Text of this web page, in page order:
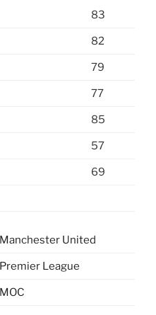
83
82
79
77
85
57
69
Manchester United
Premier League
MOC